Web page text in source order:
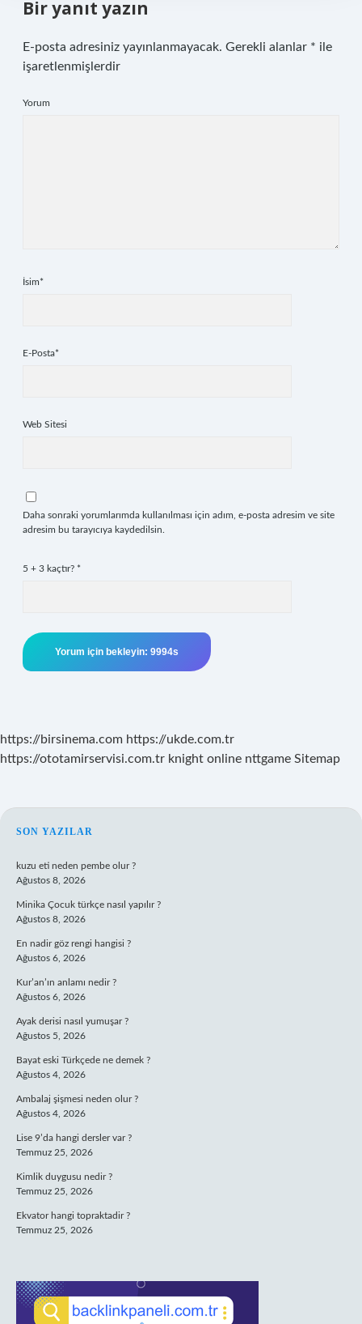
Bir yanıt yazın
E-posta adresiniz yayınlanmayacak. Gerekli alanlar * ile
işaretlenmişlerdir
Yorum
İsim*
E-Posta*
Web Sitesi
Daha sonraki yorumlarımda kullanılması için adım, e-posta adresim ve site
adresim bu tarayıcıya kaydedilsin.
5 + 3 kaçtır? *
https://birsinema.com https://ukde.com.tr
https://ototamirservisi.com.tr knight online nttgame Sitemap
SIDEBAR
SON YAZILAR
kuzu eti neden pembe olur ?
Ağustos 8, 2026
Minika Çocuk türkçe nasıl yapılır ?
Ağustos 8, 2026
En nadir göz rengi hangisi ?
Ağustos 6, 2026
Kur’an’ın anlamı nedir ?
Ağustos 6, 2026
Ayak derisi nasıl yumuşar ?
Ağustos 5, 2026
Bayat eski Türkçede ne demek ?
Ağustos 4, 2026
Ambalaj şişmesi neden olur ?
Ağustos 4, 2026
Lise 9’da hangi dersler var ?
Temmuz 25, 2026
Kimlik duygusu nedir ?
Temmuz 25, 2026
Ekvator hangi topraktadir ?
Temmuz 25, 2026